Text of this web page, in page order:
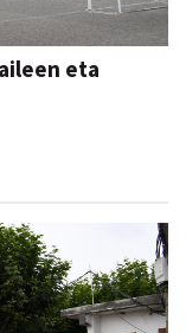
eta